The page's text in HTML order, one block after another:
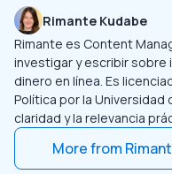
Rimante Kudabe
Rimante es Content
investigar y escribir sobre
dinero en línea. Es
Política por la Universidad
claridad y la relevancia
More from